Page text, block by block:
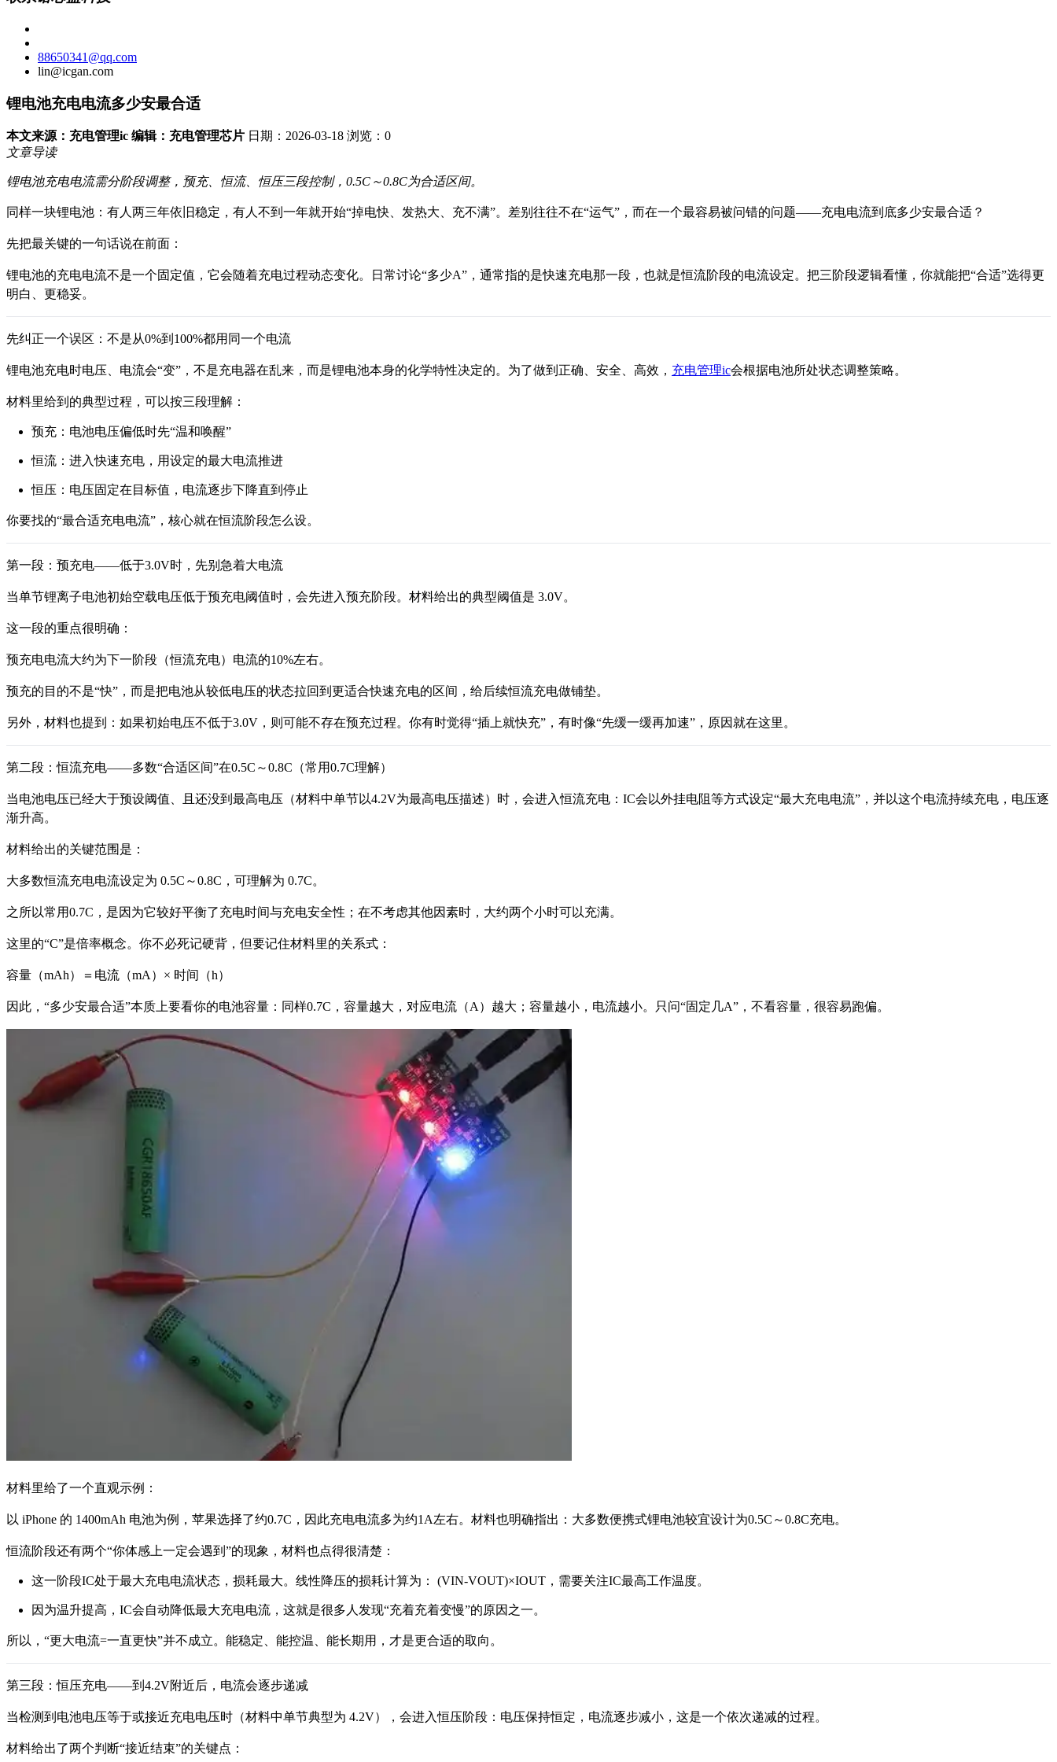
88650341@qq.com
lin@icgan.com
锂电池充电电流多少安最合适
本文来源：充电管理ic 编辑：充电管理芯片 日期：2026-03-18 浏览： 0
文章导读
锂电池充电电流需分阶段调整，预充、恒流、恒压三段控制，0.5C～0.8C为合适区间。
同样一块锂电池：有人两三年依旧稳定，有人不到一年就开始“掉电快、发热大、充不满”。差别往往不在“运气”，而在一个最容易被问错的问题——充电电流到底多少安最合适？
先把最关键的一句话说在前面：
锂电池的充电电流不是一个固定值，它会随着充电过程动态变化。日常讨论“多少A”，通常指的是快速充电那一段，也就是恒流阶段的电流设定。把三阶段逻辑看懂，你就能把“合适”选得更
明白、更稳妥。
先纠正一个误区：不是从0%到100%都用同一个电流
锂电池充电时电压、电流会“变”，不是充电器在乱来，而是锂电池本身的化学特性决定的。为了做到正确、安全、高效， 充电管理ic会根据电池所处状态调整策略。
材料里给到的典型过程，可以按三段理解：
预充：电池电压偏低时先“温和唤醒”
恒流：进入快速充电，用设定的最大电流推进
恒压：电压固定在目标值，电流逐步下降直到停止
你要找的“最合适充电电流”，核心就在恒流阶段怎么设。
第一段：预充电——低于3.0V时，先别急着大电流
当单节锂离子电池初始空载电压低于预充电阈值时，会先进入预充阶段。材料给出的典型阈值是 3.0V。
这一段的重点很明确：
预充电电流大约为下一阶段（恒流充电）电流的10%左右。
预充的目的不是“快”，而是把电池从较低电压的状态拉回到更适合快速充电的区间，给后续恒流充电做铺垫。
另外，材料也提到：如果初始电压不低于3.0V，则可能不存在预充过程。你有时觉得“插上就快充”，有时像“先缓一缓再加速”，原因就在这里。
第二段：恒流充电——多数“合适区间”在0.5C～0.8C（常用0.7C理解）
当电池电压已经大于预设阈值、且还没到最高电压（材料中单节以4.2V为最高电压描述）时，会进入恒流充电：IC会以外挂电阻等方式设定“最大充电电流”，并以这个电流持续充电，电压逐
渐升高。
材料给出的关键范围是：
大多数恒流充电电流设定为 0.5C～0.8C，可理解为 0.7C。
之所以常用0.7C，是因为它较好平衡了充电时间与充电安全性；在不考虑其他因素时，大约两个小时可以充满。
这里的“C”是倍率概念。你不必死记硬背，但要记住材料里的关系式：
容量（mAh）＝电流（mA）× 时间（h）
因此，“多少安最合适”本质上要看你的电池容量：同样0.7C，容量越大，对应电流（A）越大；容量越小，电流越小。只问“固定几A”，不看容量，很容易跑偏。
材料里给了一个直观示例：
以 iPhone 的 1400mAh 电池为例，苹果选择了约0.7C，因此充电电流多为约1A左右。材料也明确指出：大多数便携式锂电池较宜设计为0.5C～0.8C充电。
恒流阶段还有两个“你体感上一定会遇到”的现象，材料也点得很清楚：
这一阶段IC处于最大充电电流状态，损耗最大。线性降压的损耗计算为： (VIN-VOUT)×IOUT，需要关注IC最高工作温度。
因为温升提高，IC会自动降低最大充电电流，这就是很多人发现“充着充着变慢”的原因之一。
所以，“更大电流=一直更快”并不成立。能稳定、能控温、能长期用，才是更合适的取向。
第三段：恒压充电——到4.2V附近后，电流会逐步递减
当检测到电池电压等于或接近充电电压时（材料中单节典型为 4.2V），会进入恒压阶段：电压保持恒定，电流逐步减小，这是一个依次递减的过程。
材料给出了两个判断“接近结束”的关键点：